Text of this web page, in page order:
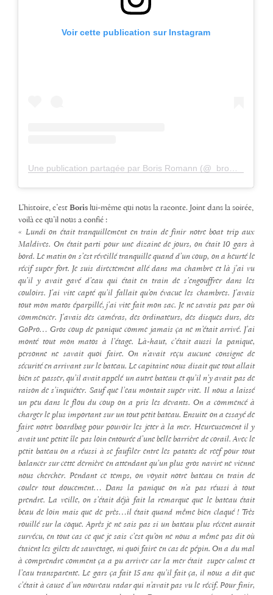
Voir cette publication sur Instagram
L’histoire, c’est Boris lui-même qui nous la raconte. Joint dans la soirée,
voilà ce qu’il nous a confié :
« Lundi on était tranquillement en train de finir notre boat trip aux
Maldives. On était parti pour une dizaine de jours, on était 10 gars à
bord. Le matin on s’est réveillé tranquille quand d’un coup, on a heurté le
récif super fort. Je suis directement allé dans ma chambre et là j’ai vu
qu’il y avait gavé d’eau qui était en train de s’engouffrer dans les
couloirs. J’ai vite capté qu’il fallait qu’on évacue les chambres. J’avais
tout mon matos éparpillé, j’ai vite fait mon sac. Je ne savais pas par où
commencer. J’avais des caméras, des ordinateurs, des disques durs, des
GoPro… Gros coup de panique comme jamais ça ne m’était arrivé. J’ai
monté tout mon matos à l’étage. Là-haut, c’était aussi la panique,
personne ne savait quoi faire. On n’avait reçu aucune consigne de
sécurité en arrivant sur le bateau. Le capitaine nous disait que tout allait
bien se passer, qu’il avait appelé un autre bateau et qu’il n’y avait pas de
raison de s’inquiéter. Sauf que l’eau montait super vite. Il nous a laissé
un peu dans le flou du coup on a pris les devants. On a commencé à
charger le plus important sur un tout petit bateau. Ensuite on a essayé de
faire notre boardbag pour pouvoir les jeter à la mer. Heureusement il y
avait une petite île pas loin entourée d’une belle barrière de corail. Avec le
petit bateau on a réussi à se faufiler entre les patates de reef pour tout
balancer sur cette dernière en attendant qu’un plus gros navire ne vienne
nous chercher. Pendant ce temps, on voyait notre bateau en train de
couler tout doucement… Dans la panique on n’a pas réussi à tout
prendre. La veille, on s’était déjà fait la remarque que le bateau était
beau de loin mais que de près…il était quand même bien claqué ! Très
rouillé sur la coque. Après je ne sais pas si un bateau plus récent aurait
survécu, en tout cas ce que je sais c’est qu’on ne nous a même pas dit où
étaient les gilets de sauvetage, ni quoi faire en cas de pépin. On a du mal
à comprendre comment ça a pu arriver car la mer était super calme et
l’eau transparente. Le gars ça fait 15 ans qu’il fait ça, il nous a dit que
c’était à cause d’un nouveau radar qui n’avait pas vu le récif. Pour finir,